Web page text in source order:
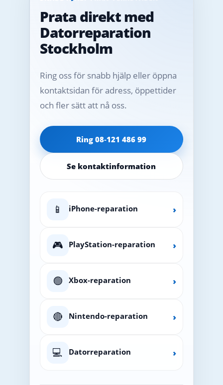
Prata direkt med
Datorreparation
Stockholm
Ring oss för snabb hjälp eller öppna
kontaktsidan för adress, öppettider
och fler sätt att nå oss.
Ring 08‑121 486 99
Se kontaktinformation
📱 iPhone-reparation ›
🎮 PlayStation-reparation ›
🟢 Xbox-reparation ›
🔴 Nintendo-reparation ›
💻 Datorreparation ›